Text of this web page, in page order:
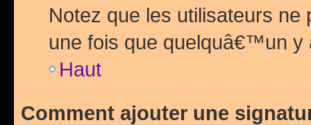
Notez que les utilisateurs
une fois que quelquâ€™un y
Haut
Comment ajouter une